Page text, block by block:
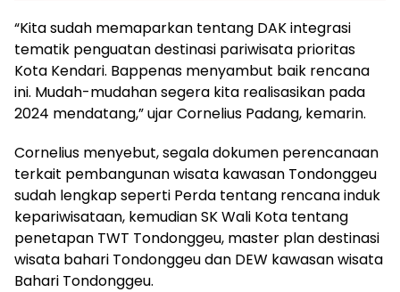
“Kita sudah memaparkan tentang DAK integrasi
tematik penguatan destinasi pariwisata prioritas
Kota Kendari. Bappenas menyambut baik rencana
ini. Mudah-mudahan segera kita realisasikan pada
2024 mendatang,” ujar Cornelius Padang, kemarin.
Cornelius menyebut, segala dokumen perencanaan
terkait pembangunan wisata kawasan Tondonggeu
sudah lengkap seperti Perda tentang rencana induk
kepariwisataan, kemudian SK Wali Kota tentang
penetapan TWT Tondonggeu, master plan destinasi
wisata bahari Tondonggeu dan DEW kawasan wisata
Bahari Tondonggeu.